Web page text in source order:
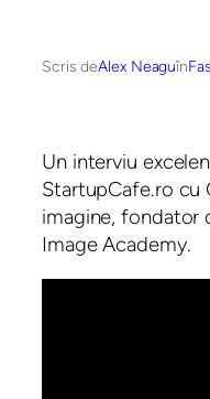
Scris deAlex Neaguîn
Un interviu
StartupCafe.ro cu
imagine, fondator
Image Academy.